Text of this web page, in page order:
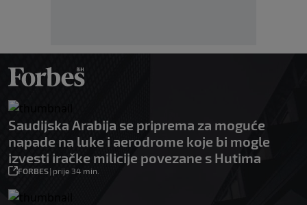
Saudijska Arabija se priprema za moguće
napade na luke i aerodrome koje bi mogle
izvesti iračke milicije povezane s Hutima
FORBES| prije 34 min.